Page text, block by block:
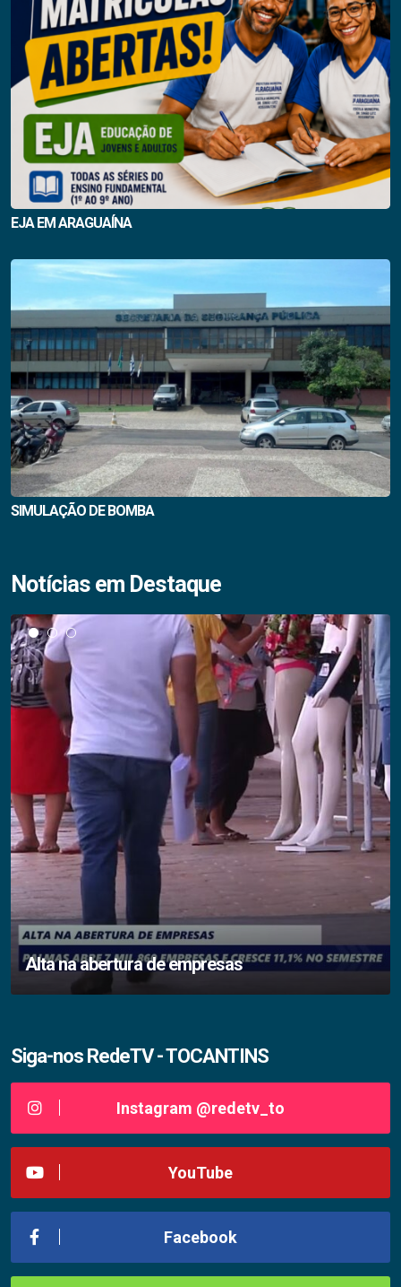
EJA EM ARAGUAÍNA
SIMULAÇÃO DE BOMBA
Notícias em Destaque
Alta na abertura de empresas
Siga-nos RedeTV - TOCANTINS
Instagram @redetv_to
YouTube
Facebook